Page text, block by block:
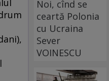
Noi, cînd se
ceartă Polonia
cu Ucraina
Sever
VOINESCU